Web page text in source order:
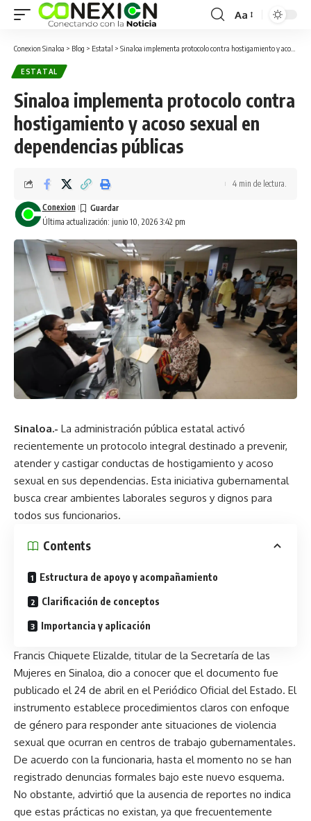
Aa
Conexion Sinaloa > Blog > Estatal > Sinaloa implementa protocolo contra hostigamiento y acoso sexual en dependencias públicas
ESTATAL
Sinaloa implementa protocolo contra
hostigamiento y acoso sexual en
dependencias públicas
Última actualización: junio 10, 2026 3:42 pm
Conexion
4 min de lectura.
Sinaloa.- La administración pública estatal activó
recientemente un protocolo integral destinado a prevenir,
atender y castigar conductas de hostigamiento y acoso
sexual en sus dependencias. Esta iniciativa gubernamental
busca crear ambientes laborales seguros y dignos para
todos sus funcionarios.
Contents
Estructura de apoyo y acompañamiento
Clarificación de conceptos
Importancia y aplicación
Francis Chiquete Elizalde, titular de la Secretaría de las
Mujeres en Sinaloa, dio a conocer que el documento fue
publicado el 24 de abril en el Periódico Oficial del Estado. El
instrumento establece procedimientos claros con enfoque
de género para responder ante situaciones de violencia
sexual que ocurran en centros de trabajo gubernamentales.
De acuerdo con la funcionaria, hasta el momento no se han
registrado denuncias formales bajo este nuevo esquema.
No obstante, advirtió que la ausencia de reportes no indica
que estas prácticas no existan, ya que frecuentemente